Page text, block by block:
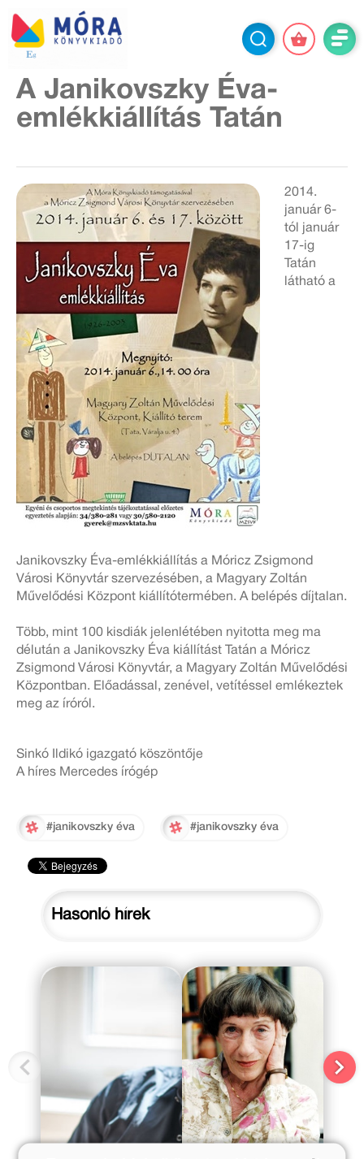
A Janikovszky Éva-
emlékkiállítás Tatán
2014.
január 6-
tól január
17-ig
Tatán
látható a
Janikovszky Éva-emlékkiállítás a Móricz Zsigmond
Városi Könyvtár szervezésében, a Magyary Zoltán
Művelődési Központ kiállítótermében. A belépés díjtalan.
Több, mint 100 kisdiák jelenlétében nyitotta meg ma
délután a Janikovszky Éva kiállítást Tatán a Móricz
Zsigmond Városi Könyvtár, a Magyary Zoltán Művelődési
Központban. Előadással, zenével, vetítéssel emlékeztek
meg az íróról.
Sinkó Ildikó igazgató köszöntője
A híres Mercedes írógép
#janikovszky éva #janikovszky éva
Hasonló hírek
2020. szeptember 25. 2018. április 23.